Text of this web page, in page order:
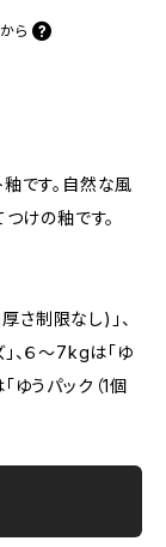
から
です。自然な風
けの釉です。
制限なし)」、
、６～7kgは「ゆ
ゆうパック（1個